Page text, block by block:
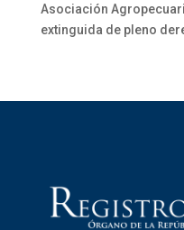
Asociación
extinguida de pleno